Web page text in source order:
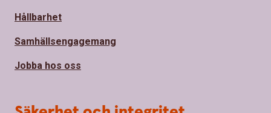
Hållbarhet
Samhällsengagemang
Jobba hos oss